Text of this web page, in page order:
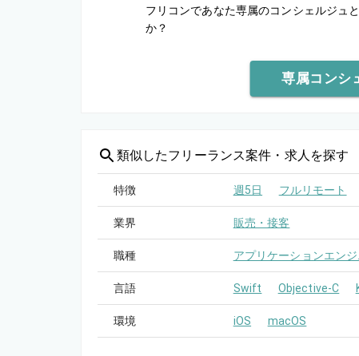
フリコンであなた専属のコンシェルジュと
か？
専属コンシ
類似したフリーランス案件・求人を探す
特徴 週5日 フルリモート
業界 販売・接客
職種 アプリケーションエン
言語 Swift Objective-C
環境 iOS macOS